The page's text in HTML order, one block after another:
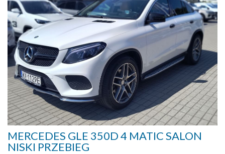
MERCEDES GLE 350D 4 MATIC SALON
NISKI PRZEBIEG